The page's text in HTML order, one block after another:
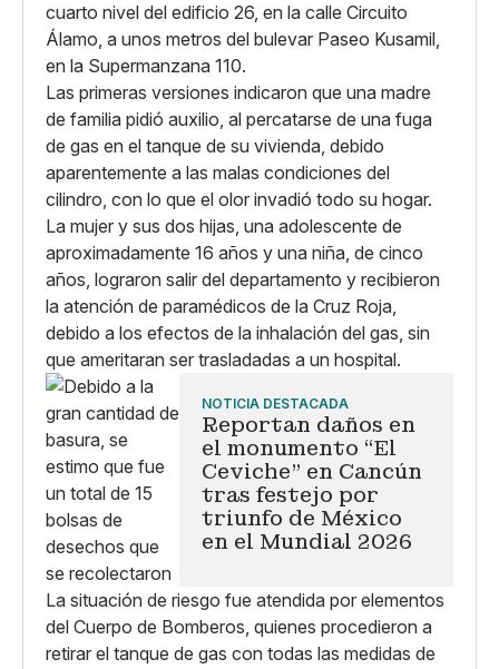
cuarto nivel del edificio 26, en la calle Circuito
Álamo, a unos metros del bulevar Paseo Kusamil,
en la Supermanzana 110.
Las primeras versiones indicaron que una madre
de familia pidió auxilio, al percatarse de una fuga
de gas en el tanque de su vivienda, debido
aparentemente a las malas condiciones del
cilindro, con lo que el olor invadió todo su hogar.
La mujer y sus dos hijas, una adolescente de
aproximadamente 16 años y una niña, de cinco
años, lograron salir del departamento y recibieron
la atención de paramédicos de la Cruz Roja,
debido a los efectos de la inhalación del gas, sin
que ameritaran ser trasladadas a un hospital.
NOTICIA DESTACADA
Reportan daños en
el monumento “El
Ceviche" en Cancún
tras festejo por
triunfo de México
en el Mundial 2026
La situación de riesgo fue atendida por elementos
del Cuerpo de Bomberos, quienes procedieron a
retirar el tanque de gas con todas las medidas de